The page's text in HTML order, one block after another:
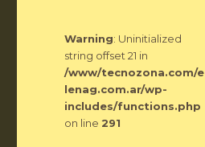
Warning: Uninitialized
string offset 21 in
/www/tecnozona.com/e
lenag.com.ar/wp-
includes/functions.php
on line 291